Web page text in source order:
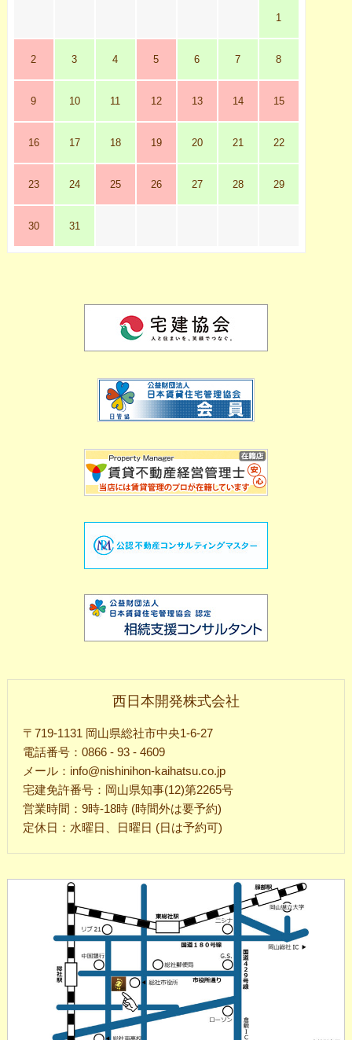
1
2 3 4 5 6 7 8
9 10 11 12 13 14 15
16 17 18 19 20 21 22
23 24 25 26 27 28 29
30 31
西日本開発株式会社
〒719-1131 岡山県総社市中央1-6-27
電話番号：0866 - 93 - 4609
メール：info@nishinihon-kaihatsu.co.jp
宅建免許番号：岡山県知事(12)第2265号
営業時間：9時-18時 (時間外は要予約)
定休日：水曜日、日曜日 (日は予約可)